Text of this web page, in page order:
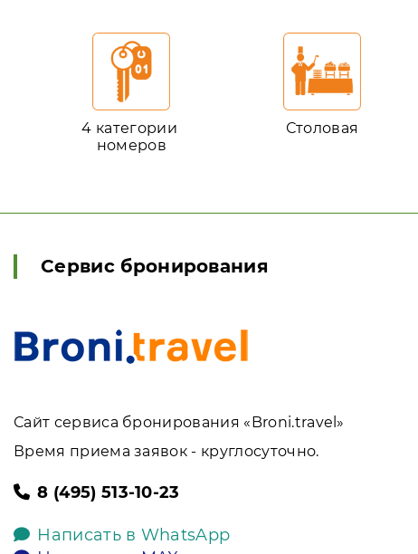
4 категории
номеров
Столовая
Сервис бронирования
Сайт сервиса бронирования «Broni.travel»
Время приема заявок - круглосуточно.
8 (495) 513-10-23
Написать в WhatsApp